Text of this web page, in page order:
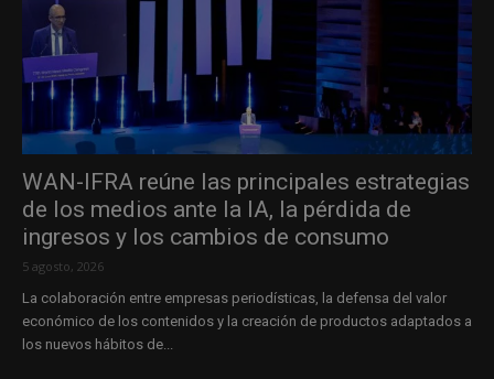
WAN-IFRA reúne las principales estrategias
de los medios ante la IA, la pérdida de
ingresos y los cambios de consumo
5 agosto, 2026
La colaboración entre empresas periodísticas, la defensa del valor
económico de los contenidos y la creación de productos adaptados a
los nuevos hábitos de...